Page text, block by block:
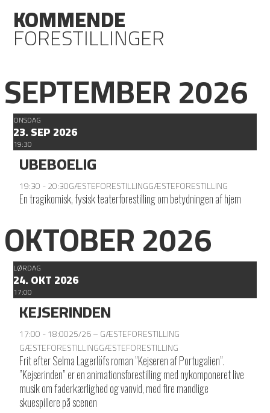
KOMMENDE
FORESTILLINGER
SEPTEMBER 2026
ONSDAG
23. SEP 2026
19:30
UBEBOELIG
19:30 - 20:30GÆSTEFORESTILLINGGÆSTEFORESTILLING
En tragikomisk, fysisk teaterforestilling om betydningen af hjem
OKTOBER 2026
LØRDAG
24. OKT 2026
17:00
KEJSERINDEN
17:00 - 18:0025/26 – GÆSTEFORESTILLING
GÆSTEFORESTILLINGGÆSTEFORESTILLING
Frit efter Selma Lagerlöfs roman ”Kejseren af Portugalien”.
”Kejserinden” er en animationsforestilling med nykomponeret live
musik om faderkærlighed og vanvid, med fire mandlige
skuespillere på scenen